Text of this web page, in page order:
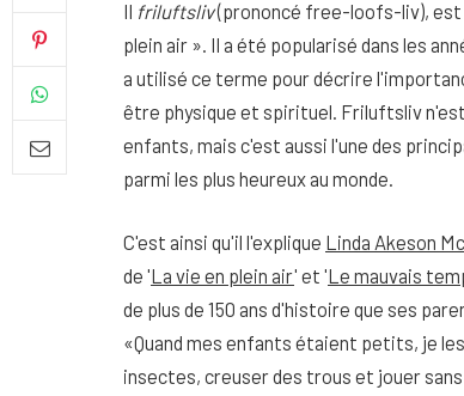
Il friluftsliv(prononcé free-loofs-liv), est
plein air ». Il a été popularisé dans les
a utilisé ce terme pour décrire
être physique et spirituel. Friluftsliv n'est
enfants, mais c'est aussi l'une des
parmi les plus heureux au monde.
C'est ainsi qu'il l'explique Linda Akeson
de 'La vie en plein air' et 'Le mauvais
de plus de 150 ans d'histoire que ses
«Quand mes enfants étaient petits, je
insectes, creuser des trous et jouer
Quel soin adopter pour
26 NOVEMBRE 2025